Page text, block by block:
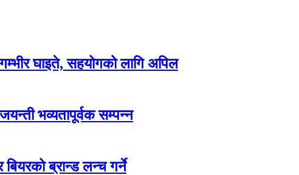
गम्भीर घाइते, सहयोगको लागि अपिल
भव्यतापूर्वक सम्पन्न
ब्रान्ड लन्च गर्ने